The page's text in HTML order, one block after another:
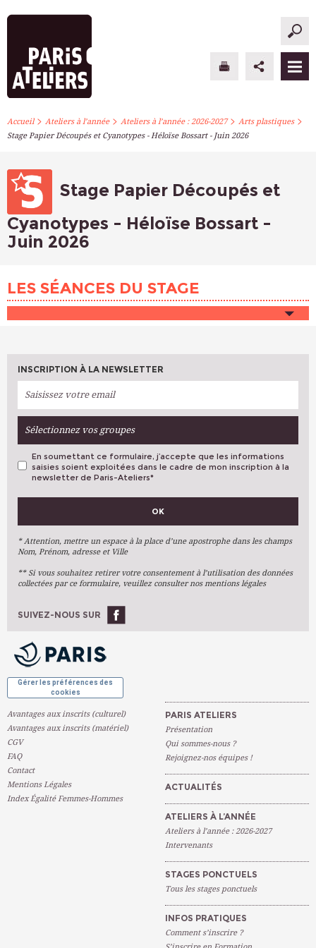
PARIS ATELIERS
ATELIERS À L’ANNÉE
STAGES PONCTUELS
S’INSCRIRE
Accueil> Ateliers à l’année> Ateliers à l’année : 2026-2027> Arts plastiques>
Stage Papier Découpés et Cyanotypes - Héloïse Bossart - Juin 2026
Stage Papier Découpés et
Cyanotypes - Héloïse Bossart -
Juin 2026
LES SÉANCES DU STAGE
INSCRIPTION À LA NEWSLETTER
Sélectionnez vos groupes
VOS PRÉFÉRENCES
Arts Plastiques
Arts Du Texte
Arts Numériques
Ateliers À L'année
En soumettant ce formulaire, j’accepte que les informations
saisies soient exploitées dans le cadre de mon inscription à la
newsletter de Paris-Ateliers*
OK
* Attention, mettre un espace à la place d’une apostrophe dans les champs
Nom, Prénom, adresse et Ville
** Si vous souhaitez retirer votre consentement à l’utilisation des données
collectées par ce formulaire, veuillez consulter nos mentions légales
SUIVEZ-NOUS SUR
Gérer les préférences des
cookies
Avantages aux inscrits (culturel)
Avantages aux inscrits (matériel)
CGV
FAQ
Contact
Mentions Légales
Index Égalité Femmes-Hommes
PARIS ATELIERS
Présentation
Qui sommes-nous ?
Rejoignez-nos équipes !
ACTUALITÉS
ATELIERS À L’ANNÉE
Ateliers à l’année : 2026-2027
Intervenants
STAGES PONCTUELS
Tous les stages ponctuels
INFOS PRATIQUES
Comment s’inscrire ?